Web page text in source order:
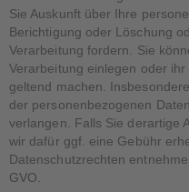
Sie Auskunft über Ihre
Berichtigung oder Löschung
Verarbeitung fordern. Sie
Verarbeitung einlegen oder
geltend machen.
der personenbezogenen
verlangen. Falls Sie derartige
wir dafür ggf. eine Gebühr
Datenschutzrechten
GVO.